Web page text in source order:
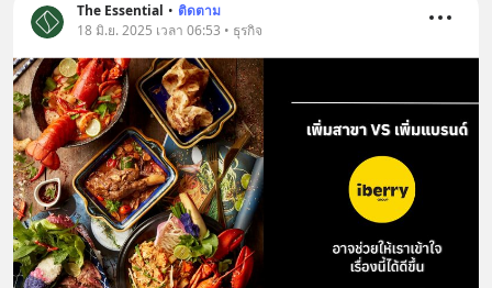
The Essential • ติดตาม
18 มิ.ย. 2025 เวลา 06:53 • ธุรกิจ